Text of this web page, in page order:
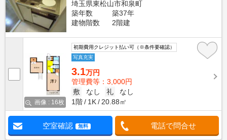
埼玉県東松山市和泉町
築年数
築37年
建物階数
2階建
画像 : 16枚
初期費用クレジット払い可（※条件要確認）
写真充実
3.1万円
管理費等：3,000円
敷
なし 礼
なし
1階
1K 20.88㎡
空室確認 無料 電話で問合せ